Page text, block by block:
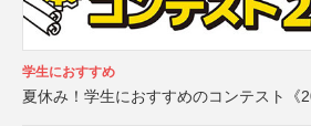
学生におすすめ
夏休み！学生におすすめのコンテスト《